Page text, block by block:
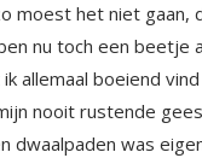
moest het niet gaan,
nu toch een beetje
allemaal boeiend
nooit rustende
dwaalpaden was